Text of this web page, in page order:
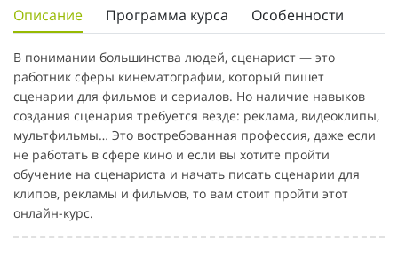
Описание Программа курса Особенности
В понимании большинства людей, сценарист — это
работник сферы кинематографии, который пишет
сценарии для фильмов и сериалов. Но наличие навыков
создания сценария требуется везде: реклама, видеоклипы,
мультфильмы… Это востребованная профессия, даже если
не работать в сфере кино и если вы хотите пройти
обучение на сценариста и начать писать сценарии для
клипов, рекламы и фильмов, то вам стоит пройти этот
онлайн-курс.